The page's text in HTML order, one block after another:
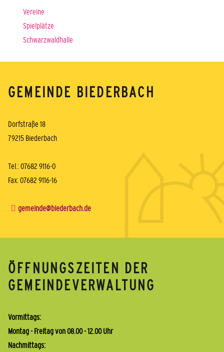
Vereine
Spielplätze
Schwarzwaldhalle
GEMEINDE BIEDERBACH
Dorfstraße 18
79215 Biederbach
Tel.: 07682 9116-0
Fax: 07682 9116-16
gemeinde@biederbach.de
ÖFFNUNGSZEITEN DER
GEMEINDEVERWALTUNG
Vormittags:
Montag - Freitag von 08.00 - 12.00 Uhr
Nachmittags: